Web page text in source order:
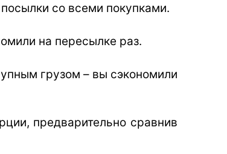
со всеми покупками.
на пересылке раз.
грузом – вы сэкономили
предварительно сравнив